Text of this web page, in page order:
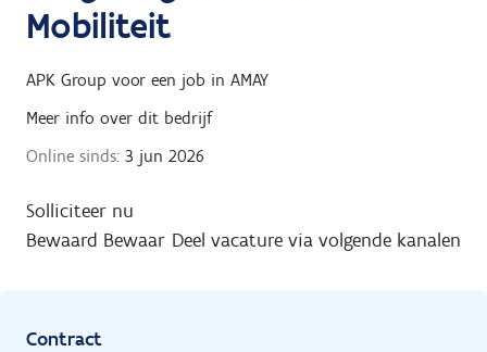
Mobiliteit
APK Group voor een job in AMAY
Meer info over dit bedrijf
Online sinds: 3 jun 2026
Solliciteer nu
Bewaard Bewaar Deel vacature via volgende kanalen
Contract